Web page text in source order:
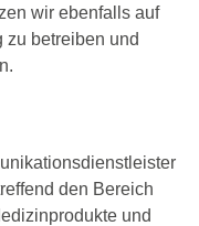
wir ebenfalls auf
zu betreiben und
den Bereich
und